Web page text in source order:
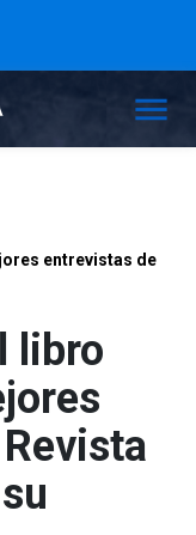
entrevistas de
libro